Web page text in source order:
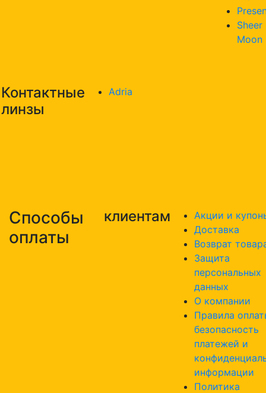
Sheer
Moon
Контактные
линзы
Adria
Способы
оплаты
клиентам
Акции и
Доставка
Возврат
Защита
персональных
данных
О компании
Правила
безопасность
платежей и
информации
Политика